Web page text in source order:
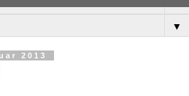
▼
2013